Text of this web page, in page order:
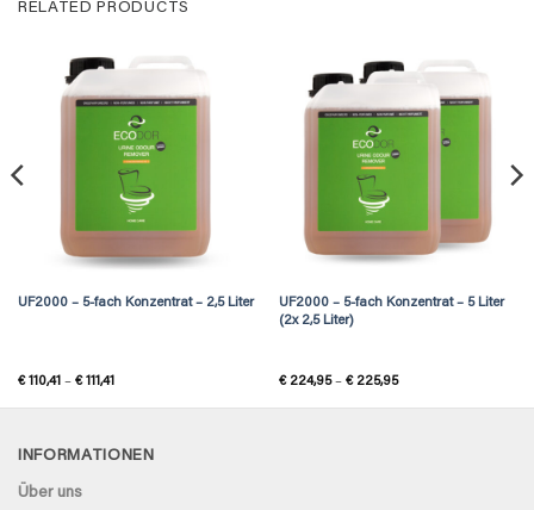
RELATED PRODUCTS
UF2000 – 5-fach Konzentrat – 2,5 Liter
€110,41 – €111,41
€ 110,41
UF2000 – 5-fach Konzentrat – 5 Liter
(2x 2,5 Liter)
€224,95 – €225,95Price
€ 224,95
INFORMATIONEN
Über uns